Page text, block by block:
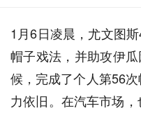
1月6日凌晨，尤文图
帽子戏法，并助攻伊
候，完成了个人第56
力依旧。在汽车市场